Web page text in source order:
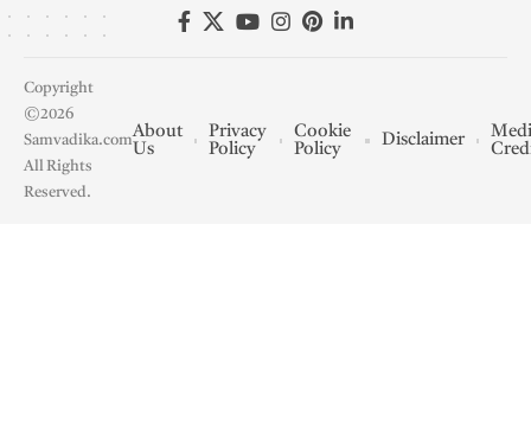
Copyright
©2026
Samvadika.com
All Rights
Reserved.
About
Us
Privacy
Policy
Cookie
Policy
Disclaimer